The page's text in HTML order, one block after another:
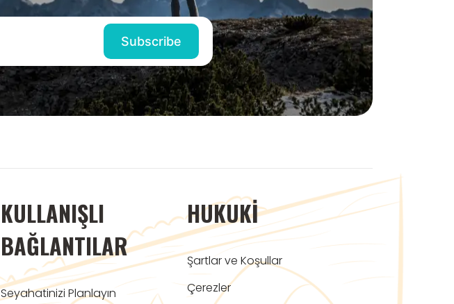
KULLANIŞLI
BAĞLANTILAR
Seyahatinizi Planlayın
HUKUKI
Şartlar ve Koşullar
Çerezler